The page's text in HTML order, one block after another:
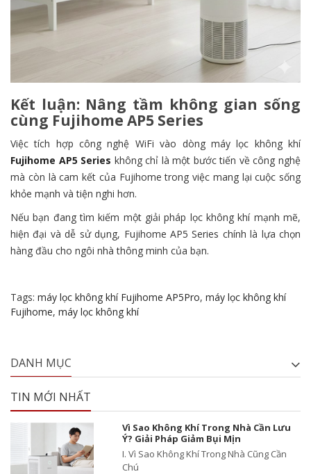
Kết luận: Nâng tầm không gian sống
cùng Fujihome AP5 Series
Việc tích hợp công nghệ WiFi vào dòng máy lọc không khí
Fujihome AP5 Series không chỉ là một bước tiến về công nghệ
mà còn là cam kết của Fujihome trong việc mang lại cuộc sống
khỏe mạnh và tiện nghi hơn.
Nếu bạn đang tìm kiếm một giải pháp lọc không khí mạnh mẽ,
hiện đại và dễ sử dụng, Fujihome AP5 Series chính là lựa chọn
hàng đầu cho ngôi nhà thông minh của bạn.
Tags: máy lọc không khí Fujihome AP5Pro, máy lọc không khí
Fujihome, máy lọc không khí
DANH MỤC
TIN MỚI NHẤT
Vì Sao Không Khí Trong Nhà Cần Lưu
Ý? Giải Pháp Giảm Bụi Mịn
I. Vì Sao Không Khí Trong Nhà Cũng Cần
Chú